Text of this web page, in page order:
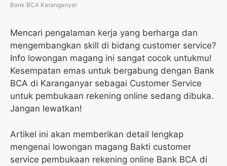
Bank BCA Karanganyar
Mencari pengalaman kerja yang berharga dan
mengembangkan skill di bidang customer service?
Info lowongan magang ini sangat cocok untukmu!
Kesempatan emas untuk bergabung dengan Bank
BCA di Karanganyar sebagai Customer Service
untuk pembukaan rekening online sedang dibuka.
Jangan lewatkan!
Artikel ini akan memberikan detail lengkap
mengenai lowongan magang Bakti customer
service pembukaan rekening online Bank BCA di